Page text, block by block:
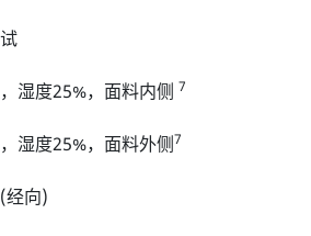
湿度25%，面料内侧 7
湿度25%，面料外侧7
经向)